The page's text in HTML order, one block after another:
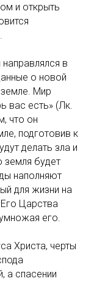
и открыть
в
о новой
земле. Мир
вас есть» (Лк.
что он
подготовив к
делать зла и
земля будет
наполняют
для жизни на
Царства
его.
Христа, черты
а спасении